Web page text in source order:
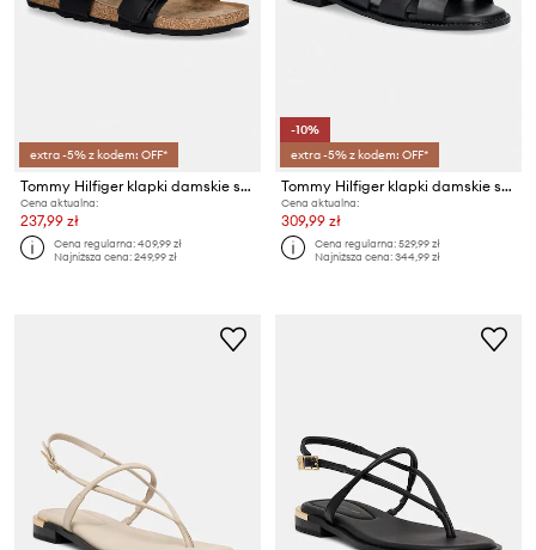
extra -5% z kodem: OFF*
Tommy Hilfiger klapki damskie skórzane TH CLASSIC CORK SANDAL LEATHER
Cena aktualna:
237,99 zł
Cena regularna:409,99 zł
Najniższa cena:249,99 zł
-10%
extra -5% z kodem: OFF*
Tommy Hilfiger klapki damskie skórzane COIN LEATHER SANDAL
Cena aktualna:
309,99 zł
Cena regularna:529,99 zł
Najniższa cena:344,99 zł